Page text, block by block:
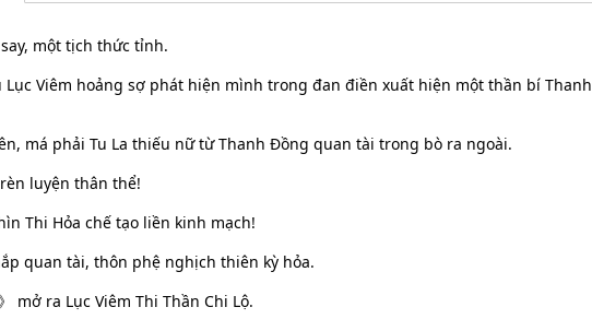
một tịch thức tỉnh.
Lục Viêm hoảng sợ phát hiện mình trong đan điền xuất hiện một thần bí Thanh
má phải Tu La thiếu nữ từ Thanh Đồng quan tài trong bò ra ngoài.
luyện thân thể!
Thi Hỏa chế tạo liền kinh mạch!
quan tài, thôn phệ nghịch thiên kỳ hỏa.
mở ra Lục Viêm Thi Thần Chi Lộ.